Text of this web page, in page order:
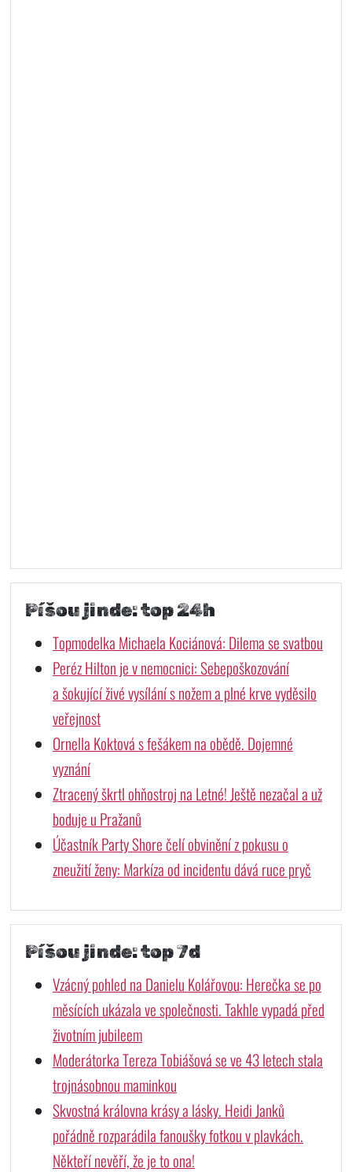
Píšou jinde: top 24h
Topmodelka Michaela Kociánová: Dilema se svatbou
Peréz Hilton je v nemocnici: Sebepoškozování
a šokující živé vysílání s nožem a plné krve vyděsilo
veřejnost
Ornella Koktová s fešákem na obědě. Dojemné
vyznání
Ztracený škrtl ohňostroj na Letné! Ještě nezačal a už
boduje u Pražanů
Účastník Party Shore čelí obvinění z pokusu o
zneužití ženy: Markíza od incidentu dává ruce pryč
Píšou jinde: top 7d
Vzácný pohled na Danielu Kolářovou: Herečka se po
měsících ukázala ve společnosti. Takhle vypadá před
životním jubileem
Moderátorka Tereza Tobiášová se ve 43 letech stala
trojnásobnou maminkou
Skvostná královna krásy a lásky. Heidi Janků
pořádně rozparádila fanoušky fotkou v plavkách.
Někteří nevěří, že je to ona!